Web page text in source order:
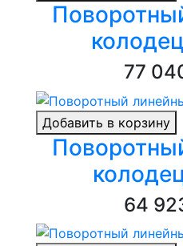
77
Добавить в корзину
64